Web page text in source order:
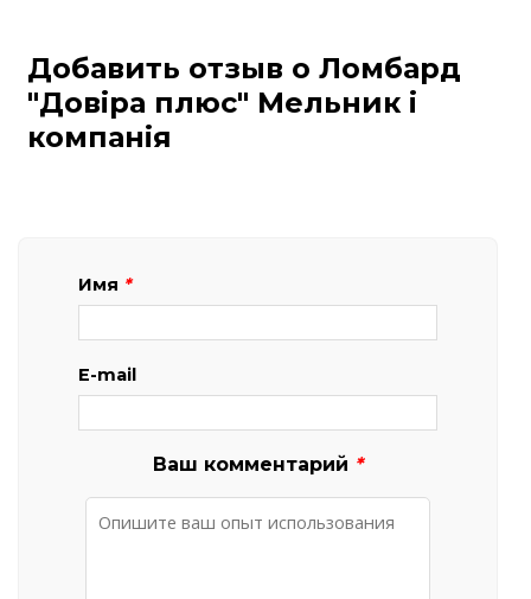
Добавить отзыв о Ломбард
"Довіра плюс" Мельник і
компанія
Имя *
E-mail
Ваш комментарий *